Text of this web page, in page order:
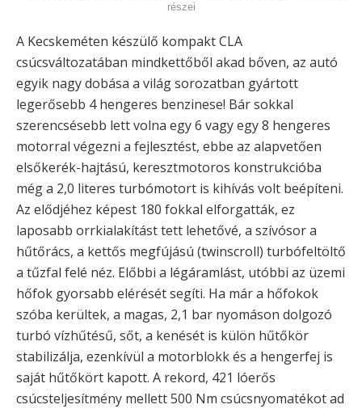
részei
A Kecskeméten készülő kompakt CLA
csúcsváltozatában mindkettőből akad bőven, az autó
egyik nagy dobása a világ sorozatban gyártott
legerősebb 4 hengeres benzinese! Bár sokkal
szerencsésebb lett volna egy 6 vagy egy 8 hengeres
motorral végezni a fejlesztést, ebbe az alapvetően
elsőkerék-hajtású, keresztmotoros konstrukcióba
még a 2,0 literes turbómotort is kihívás volt beépíteni.
Az elődjéhez képest 180 fokkal elforgatták, ez
laposabb orrkialakítást tett lehetővé, a szívósor a
hűtőrács, a kettős megfújású (twinscroll) turbófeltöltő
a tűzfal felé néz. Előbbi a légáramlást, utóbbi az üzemi
hőfok gyorsabb elérését segíti. Ha már a hőfokok
szóba kerültek, a magas, 2,1 bar nyomáson dolgozó
turbó vízhűtésű, sőt, a kenését is külön hűtőkör
stabilizálja, ezenkívül a motorblokk és a hengerfej is
saját hűtőkört kapott. A rekord, 421 lóerős
csúcsteljesítmény mellett 500 Nm csúcsnyomatékot ad